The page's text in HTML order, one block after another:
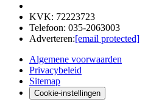
KVK: 72223723
Telefoon: 035-2063003
Adverteren:[email protected]
Algemene voorwaarden
Privacybeleid
Sitemap
Cookie-instellingen